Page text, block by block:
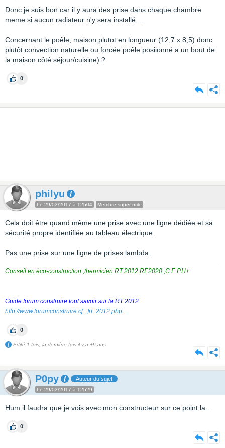
Donc je suis bon car il y aura des prise dans chaque chambre
meme si aucun radiateur n'y sera installé...
Concernant le poêle, maison plutot en longueur (12,7 x 8,5) donc
plutôt convection naturelle ou forcée poêle posiionné a un bout de
la maison côté séjour/cuisine) ?
0
philyu
Le 29/03/2017 à 12h04 Membre super utile
Cela doit être quand même une prise avec une ligne dédiée et sa
sécurité propre identifiée au tableau électrique .
Pas une prise sur une ligne de prises lambda .
Conseil en éco-construction ,thermicien RT 2012,RE2020 ,C.E.P.H+
Guide forum construire tout savoir sur la RT 2012
http://www.forumconstruire.c[...]rt_2012.php
0
Edité 1 fois, la dernière fois il y a +9 ans.
P0py Auteur du sujet
Le 29/03/2017 à 12h29
Hum il faudra que je vois avec mon constructeur sur ce point la...
0